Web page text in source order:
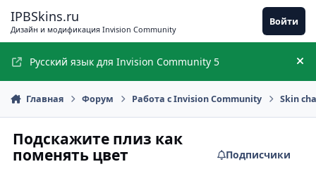
IPBSkins.ru
Дизайн и модификация Invision Community
Войти
Русский язык для Invision Community 5
Главная Форум Работа с Invision Community Skin
Подскажите плиз как
поменять цвет
Подписчики